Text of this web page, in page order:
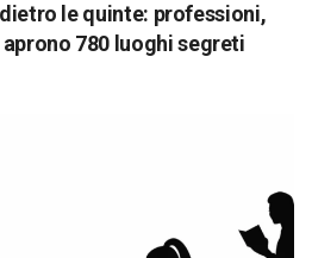
dietro le quinte: professioni,
780 luoghi segreti